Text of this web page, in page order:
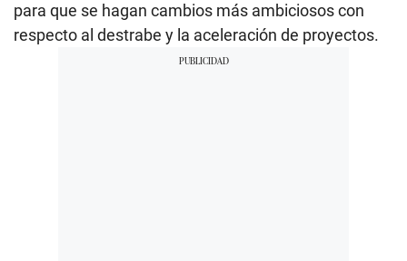
para que se hagan cambios más ambiciosos con
respecto al destrabe y la aceleración de proyectos.